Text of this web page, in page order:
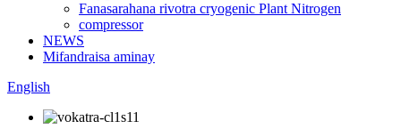
Fanasarahana rivotra cryogenic Plant Nitrogen
compressor
NEWS
Mifandraisa aminay
English